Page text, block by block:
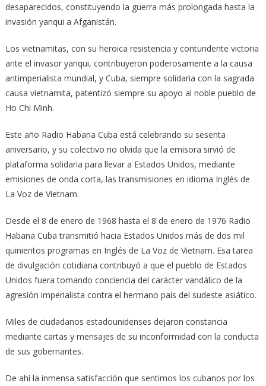
desaparecidos, constituyendo la guerra más prolongada hasta la
invasión yanqui a Afganistán.
Los vietnamitas, con su heroica resistencia y contundente victoria
ante el invasor yanqui, contribuyeron poderosamente a la causa
antimperialista mundial, y Cuba, siempre solidaria con la sagrada
causa vietnamita, patentizó siempre su apoyo al noble pueblo de
Ho Chi Minh.
Este año Radio Habana Cuba está celebrando su sesenta
aniversario, y su colectivo no olvida que la emisora sirvió de
plataforma solidaria para llevar a Estados Unidos, mediante
emisiones de onda corta, las transmisiones en idioma Inglés de
La Voz de Vietnam.
Desde el 8 de enero de 1968 hasta el 8 de enero de 1976 Radio
Habana Cuba transmitió hacia Estados Unidos más de dos mil
quinientos programas en Inglés de La Voz de Vietnam. Esa tarea
de divulgación cotidiana contribuyó a que el pueblo de Estados
Unidos fuera tomando conciencia del carácter vandálico de la
agresión imperialista contra el hermano país del sudeste asiático.
Miles de ciudadanos estadounidenses dejaron constancia
mediante cartas y mensajes de su inconformidad con la conducta
de sus gobernantes.
De ahí la inmensa satisfacción que sentimos los cubanos por los